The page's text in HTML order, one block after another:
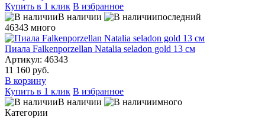
Купить в 1 клик В избранное
В наличии
последний
46343 много
Пиала Falkenporzellan Natalia seladon gold 13 см
Артикул: 46343
11 160 руб.
В корзину
Купить в 1 клик В избранное
В наличии
много
Категории